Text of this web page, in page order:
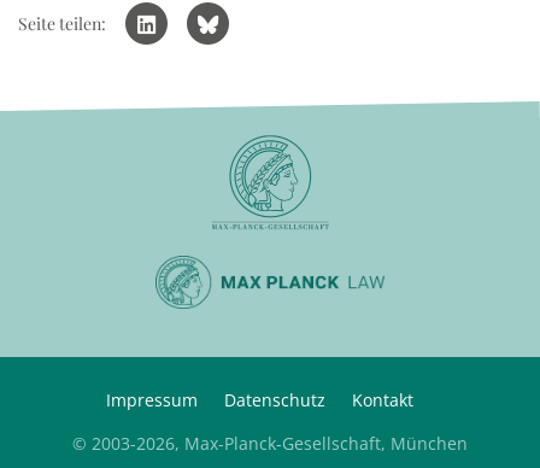
Seite teilen:
Impressum Datenschutz
Kontakt
© 2003-2026, Max-Planck-Gesellschaft, München